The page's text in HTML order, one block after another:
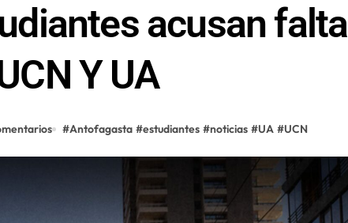
acusan falta
Y UA
#Antofagasta #estudiantes #noticias #UA #UCN